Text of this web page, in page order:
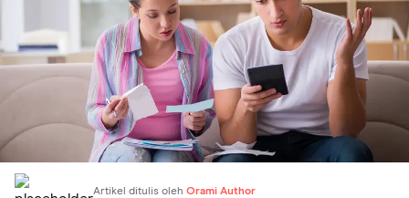
Artikel ditulis oleh Orami Author